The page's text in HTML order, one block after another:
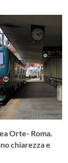
Orte- Roma.
chiarezza e